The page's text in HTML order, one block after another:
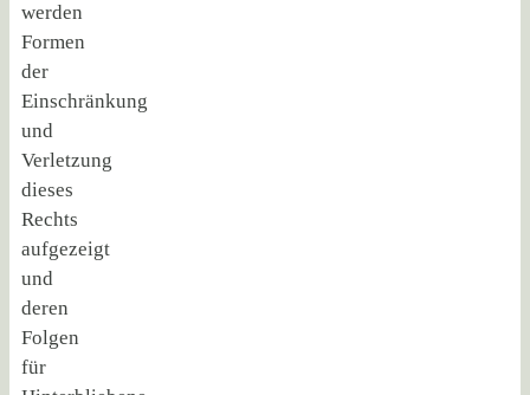
werden
Formen
der
Einschränkung
und
Verletzung
dieses
Rechts
aufgezeigt
und
deren
Folgen
für